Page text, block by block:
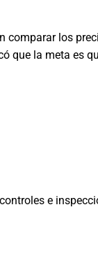
comparar los
que la meta es
e